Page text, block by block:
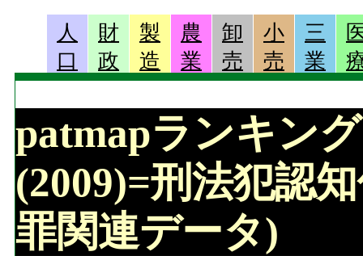
人
口
財
政
製
造
農
業
卸
売
小
売
三
業
patmapランキン
(2009)=刑法犯認
罪関連データ)